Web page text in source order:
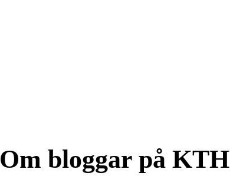
Om bloggar på KTH